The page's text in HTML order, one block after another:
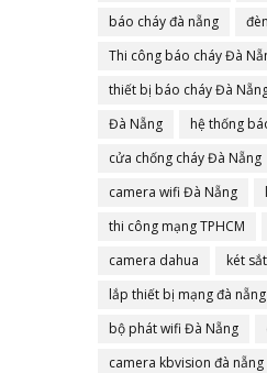
báo cháy đà nẵng
Thi công báo cháy Đà
thiết bị báo cháy Đà
Đà Nẵng
hệ thống
cửa chống cháy Đà Nẵng
camera wifi Đà Nẵng
thi công mạng TPHCM
camera dahua
két
lắp thiết bị mạng đà nẵng
bộ phát wifi Đà Nẵng
camera kbvision đà nẵng